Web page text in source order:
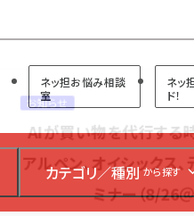
ップ担当者フォーラム
ネッ担お悩み相談
室
ネッ
ド！
カテゴリ／種別 から探す
AIが買い物を代行する
アルペン、オイシックス
ミナー（8/26